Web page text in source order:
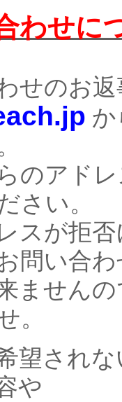
わせに
せのお
か
のアド
さい。
スが拒
問い合
ません
。
望され
や